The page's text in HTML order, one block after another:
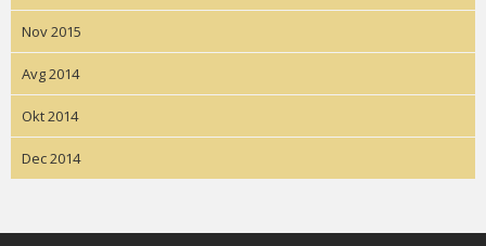
Nov 2015
Avg 2014
Okt 2014
Dec 2014